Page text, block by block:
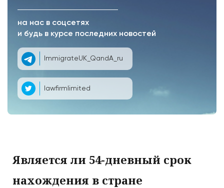
на нас в соцсетях
и будь в курсе последних новостей
ImmigrateUK_QandA_ru
lawfirmlimited
Является ли 54-дневный срок
нахождения в стране